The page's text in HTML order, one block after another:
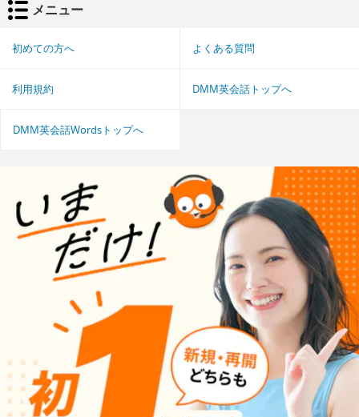
メニュー
初めての方へ よくある質問
利用規約 DMM英会話トップへ
DMM英会話Wordsトップへ